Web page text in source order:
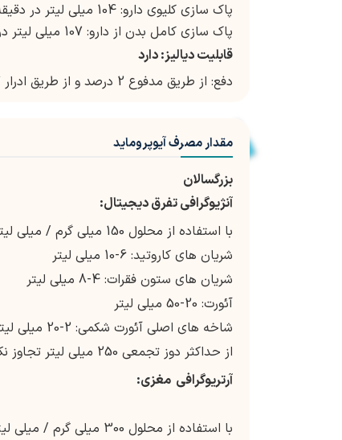
پاک سازی کلیوی دارو: 104 میلی لیتر در دقیقه
پاک سازی کامل بدن از دارو: 107 میلی لیتر در دقیقه
قابلیت دیالیز: دارد
دفع: از طریق مدفوع 2 درصد و از طریق ادرار 97 درصد بدون تغییر دفع می شود
مقدار مصرف آیوپروماید
بزرگسالان
آنژیوگرافی تفرق دیجیتال:
با استفاده از محلول 150 میلی گرم / میلی لیتر، تزریق تک دوز داخل شریانی
شریان های کاروتید: 6-10 میلی لیتر
شریان های ستون فقرات: 4-8 میلی لیتر
آئورت: 20-50 میلی لیتر
شاخه های اصلی آئورت شکمی: 2-20 میلی لیتر
از حداکثر دوز تجمعی 250 میلی لیتر تجاوز نکنید
آرتریوگرافی مغزی:
با استفاده از محلول 300 میلی گرم / میلی لیتر، تزریق تک دوز داخل شریانی